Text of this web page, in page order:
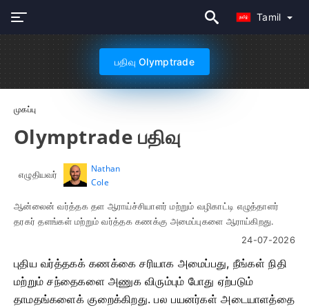
Tamil
பதிவு Olymptrade
முகப்பு
Olymptrade பதிவு
எழுதியவர்
Nathan
Cole
ஆன்லைன் வர்த்தக தள ஆராய்ச்சியாளர் மற்றும் வழிகாட்டி எழுத்தாளர்
தரகர் தளங்கள் மற்றும் வர்த்தக கணக்கு அமைப்புகளை ஆராய்கிறது.
24-07-2026
புதிய வர்த்தகக் கணக்கை சரியாக அமைப்பது, நீங்கள் நிதி
மற்றும் சந்தைகளை அணுக விரும்பும் போது ஏற்படும்
தாமதங்களைக் குறைக்கிறது. பல பயனர்கள் அடையாளத்தை